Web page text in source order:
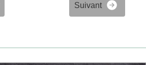
Suivant